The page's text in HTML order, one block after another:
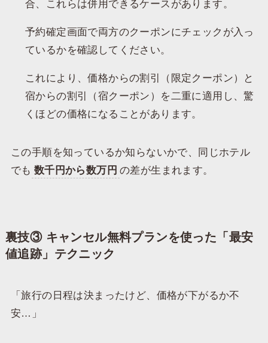
合、これらは併用できるケースがあります。
予約確定画面で両方のクーポンにチェックが入っ
ているかを確認してください。
これにより、価格からの割引（限定クーポン）と
宿からの割引（宿クーポン）を二重に適用し、驚
くほどの価格になることがあります。
​この手順を知っているか知らないかで、同じホテル
でも 数千円から数万円 の差が生まれます。
​裏技③ キャンセル無料プランを使った「最安
値追跡」テクニック
「旅行の日程は決まったけど、価格が下がるか不
安…」